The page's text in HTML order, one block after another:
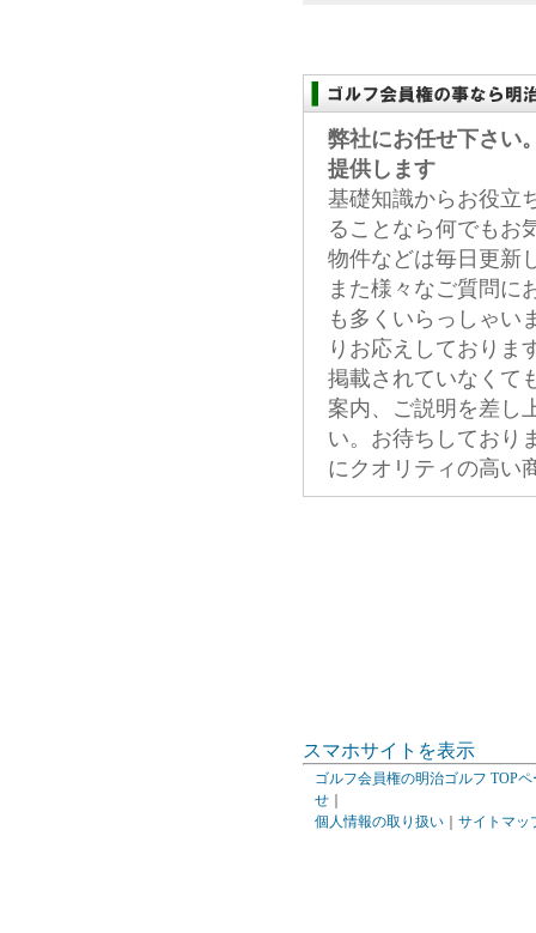
弊社にお任せ下さい
提供します
基礎知識からお役立
ることなら何でもお
物件などは毎日更新
また様々なご質問に
も多くいらっしゃい
りお応えしておりま
掲載されていなくて
案内、ご説明を差し
い。お待ちしており
にクオリティの高い
スマホサイトを表示
ゴルフ会員権の明治ゴルフ TOPペ
せ
個人情報の取り扱い
サイトマッ